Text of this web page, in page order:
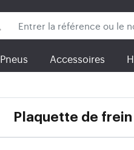
Pneus Accessoires
Plaquette de